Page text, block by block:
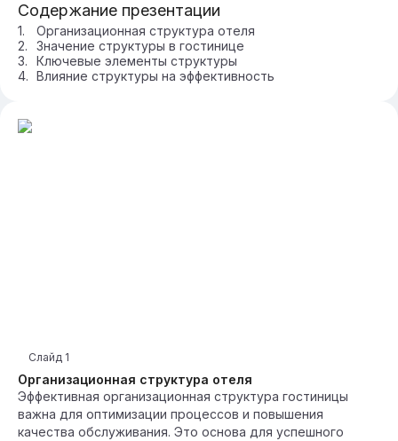
Содержание презентации
Организационная структура отеля
Значение структуры в гостинице
Ключевые элементы структуры
Влияние структуры на эффективность
Организационная структура отеля
Слайд 1
Эффективная организационная структура гостиницы
важна для оптимизации процессов и повышения
качества обслуживания. Это основа для успешного